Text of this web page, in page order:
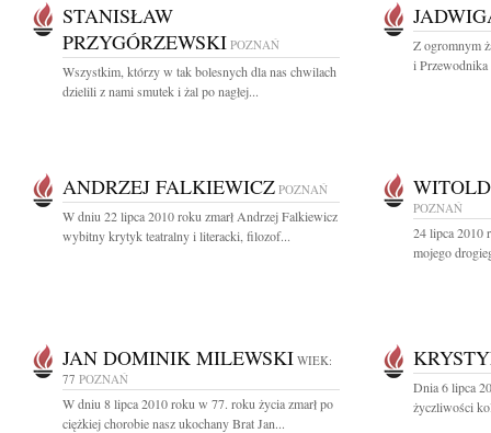
STANISŁAW
PRZYGÓRZEWSKI POZNAŃ
Wszystkim, którzy w tak bolesnych dla nas chwilach
dzielili z nami smutek i żal po nagłej...
Z ogromnym
i Przewodnika
ANDRZEJ FALKIEWICZ POZNAŃ
W dniu 22 lipca 2010 roku zmarł Andrzej Falkiewicz
wybitny krytyk teatralny i literacki, filozof...
POZNAŃ
24 lipca 2010
mojego
JAN DOMINIK MILEWSKI WIEK:
77 POZNAŃ
W dniu 8 lipca 2010 roku w 77. roku życia zmarł po
ciężkiej chorobie nasz ukochany Brat Jan...
Dnia 6 lipca
życzliwości